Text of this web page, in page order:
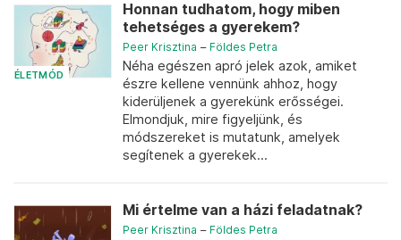
ÉLETMÓD
Honnan tudhatom, hogy miben
tehetséges a gyerekem?
Peer Krisztina – Földes Petra
Néha egészen apró jelek azok, amiket
észre kellene vennünk ahhoz, hogy
kiderüljenek a gyerekünk erősségei.
Elmondjuk, mire figyeljünk, és
módszereket is mutatunk, amelyek
segítenek a gyerekek...
Mi értelme van a házi feladatnak?
Peer Krisztina – Földes Petra